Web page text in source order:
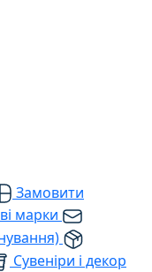
Замовити
марки
Сувеніри і декор